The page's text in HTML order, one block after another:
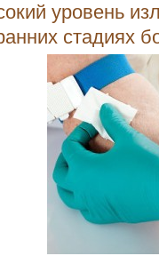
уровень
стадиях